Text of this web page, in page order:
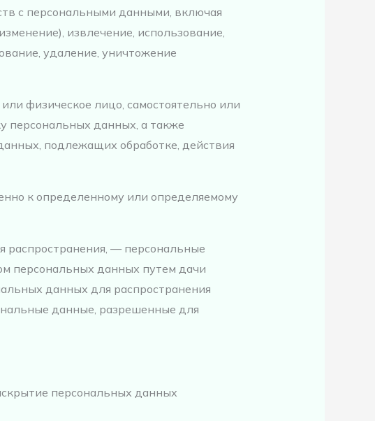
с персональными данными, включая
извлечение, использование,
удаление, уничтожение
физическое лицо, самостоятельно или
персональных данных, а также
подлежащих обработке, действия
к определенному или определяемому
распространения, — персональные
персональных данных путем дачи
данных для распространения
данные, разрешенные для
персональных данных